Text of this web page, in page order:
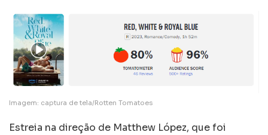
Imagem: captura de tela/Rotten Tomatoes
Estreia na direção de Matthew López, que foi